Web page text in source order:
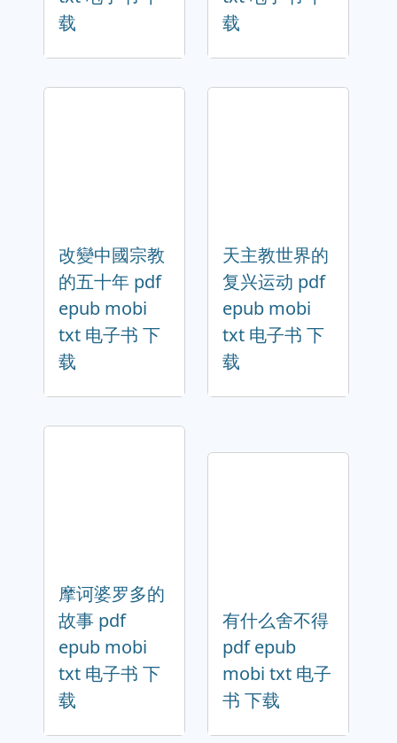
载
载
改變中國宗教
的五十年 pdf
epub mobi
txt 电子书 下
载
天主教世界的
复兴运动 pdf
epub mobi
txt 电子书 下
载
摩诃婆罗多的
故事 pdf
epub mobi
txt 电子书 下
载
有什么舍不得
pdf epub
mobi txt 电子
书 下载